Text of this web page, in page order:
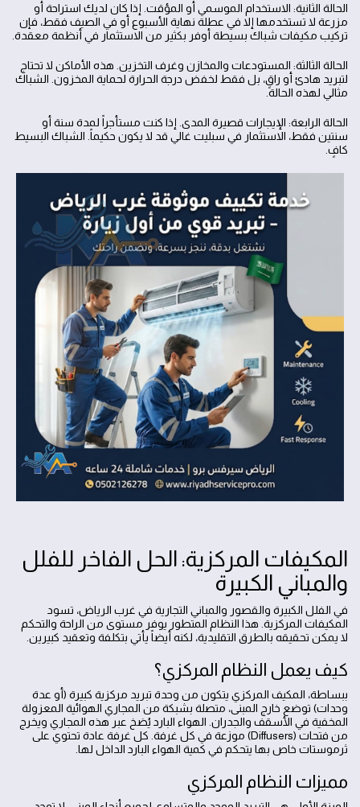
الحالة الثانية: الاستخدام الموسمي أو المؤقت. إذا كان لديك استراحة أو
مزرعة لا تستخدمها إلا في عطلة نهاية الأسبوع أو في الصيف فقط، فإن
تركيب مكيفات شباك بسيطة أوفر بكثير من الاستثمار في أنظمة معقدة.
الحالة الثالثة: المستودعات والمخازن وغرف التخزين. هذه الأماكن لا تحتاج
لتبريد هادئ أو راقٍ، بل فقط لخفض درجة الحرارة لحماية المخزون. الشباك
مثالي لهذه الحالة.
الحالة الرابعة: الإيجارات قصيرة المدى. إذا كنت مستأجراً لمدة سنة أو
سنتين فقط، الاستثمار في سبليت غالي قد لا يكون حكيماً. الشباك البسيط
كافٍ.
المكيفات المركزية: الحل الفاخر للفلل
والمباني الكبيرة
في الفلل الكبيرة والقصور والمباني التجارية في غرب الرياض، تسود
المكيفات المركزية. هذا النظام المتطور يوفر مستوى من الراحة والتحكم
لا يمكن تحقيقه بالطرق التقليدية، لكنه أيضاً يأتي بتكلفة وتعقيد كبيرين.
كيف يعمل النظام المركزي؟
ببساطة، المكيف المركزي يتكون من وحدة تبريد مركزية كبيرة (أو عدة
وحدات) توضع خارج المبنى، متصلة بشبكة من المجاري الهوائية المعزولة
المخفية في الأسقف والجدران. الهواء البارد يُضخ عبر هذه المجاري ويخرج
من فتحات (Diffusers) موزعة في كل غرفة. كل غرفة عادة تحتوي على
ثرموستات خاص بها يتحكم في كمية الهواء البارد الداخل لها.
مميزات النظام المركزي